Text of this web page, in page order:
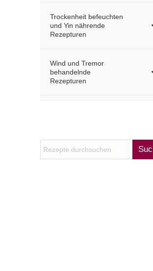
Trockenheit befeuchten
und Yin nährende
Rezepturen
Wind und Tremor
behandelnde
Rezepturen